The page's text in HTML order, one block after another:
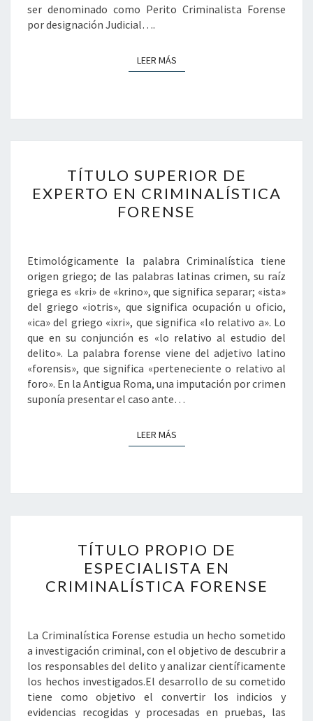
ser denominado como Perito Criminalista Forense
por designación Judicial….
LEER MÁSLEER MÁS
SUPERIOR
DE
EXPERTO
EN
TÍTULO SUPERIOR DE
EXPERTO EN CRIMINALÍSTICA
FORENSE
Etimológicamente la palabra Criminalística tiene
origen griego; de las palabras latinas crimen, su raíz
griega es «kri» de «krino», que significa separar; «ista»
del griego «iotris», que significa ocupación u oficio,
«ica» del griego «ixri», que significa «lo relativo a». Lo
que en su conjunción es «lo relativo al estudio del
delito». La palabra forense viene del adjetivo latino
«forensis», que significa «perteneciente o relativo al
foro». En la Antigua Roma, una imputación por crimen
suponía presentar el caso ante…
LEER MÁSLEER MÁS
PROPIO
DE
ESPECIALISTA
EN
TÍTULO PROPIO DE
ESPECIALISTA EN
CRIMINALÍSTICA FORENSE
La Criminalística Forense estudia un hecho sometido
a investigación criminal, con el objetivo de descubrir a
los responsables del delito y analizar científicamente
los hechos investigados.El desarrollo de su cometido
tiene como objetivo el convertir los indicios y
evidencias recogidas y procesadas en pruebas, las